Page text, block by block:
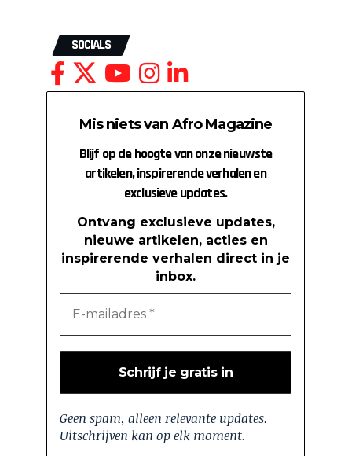
SOCIALS
Mis niets van Afro Magazine
Blijf op de hoogte van onze nieuwste
artikelen, inspirerende verhalen en
exclusieve updates.
Ontvang exclusieve updates,
nieuwe artikelen, acties en
inspirerende verhalen direct in je
inbox.
Geen spam, alleen relevante updates.
Uitschrijven kan op elk moment.